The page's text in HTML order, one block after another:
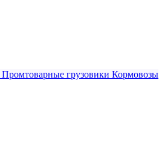
Промтоварные грузовики Кормовозы